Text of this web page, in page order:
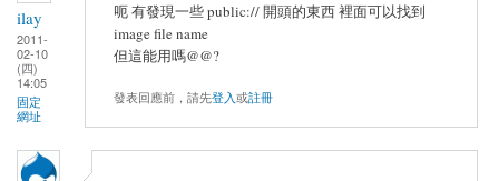
ilay
2011-
02-10
(四)
14:05
固定
網址
呃 有發現一些 public:// 開頭的東西 裡面可以找到
image file name
但這能用嗎@@?
發表回應前，請先登入或註冊